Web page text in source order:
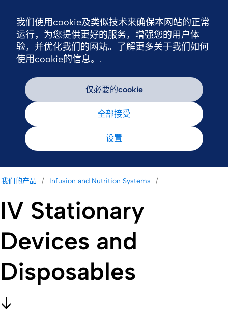
我们的产品 Infusion and Nutrition Systems
IV Stationary
Devices and
Disposables
我们使用cookie及类似技术来确保本网站的正常
运行，为您提供更好的服务，增强您的用户体
验，并优化我们的网站。了解更多关于我们如何
使用cookie的信息。.
仅必要的cookie
全部接受
设置